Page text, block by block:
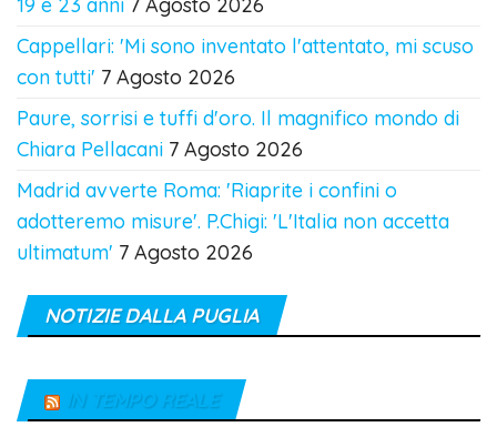
19 e 23 anni 7 Agosto 2026
Cappellari: 'Mi sono inventato l'attentato, mi scuso
con tutti' 7 Agosto 2026
Paure, sorrisi e tuffi d'oro. Il magnifico mondo di
Chiara Pellacani 7 Agosto 2026
Madrid avverte Roma: 'Riaprite i confini o
adotteremo misure'. P.Chigi: 'L'Italia non accetta
ultimatum' 7 Agosto 2026
NOTIZIE DALLA PUGLIA
IN TEMPO REALE